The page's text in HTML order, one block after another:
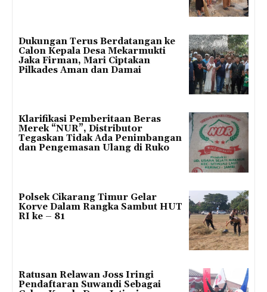
Dukungan Terus Berdatangan ke
Calon Kepala Desa Mekarmukti
Jaka Firman, Mari Ciptakan
Pilkades Aman dan Damai
Klarifikasi Pemberitaan Beras
Merek “NUR”, Distributor
Tegaskan Tidak Ada Penimbangan
dan Pengemasan Ulang di Ruko
Polsek Cikarang Timur Gelar
Korve Dalam Rangka Sambut HUT
RI ke – 81
Ratusan Relawan Joss Iringi
Pendaftaran Suwandi Sebagai